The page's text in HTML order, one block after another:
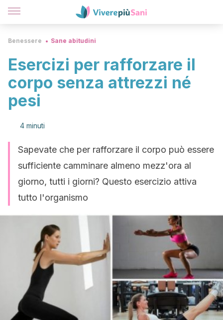
Benessere Sane abitudini
Esercizi per rafforzare il
corpo senza attrezzi né
pesi
4 minuti
Sapevate che per rafforzare il corpo può essere
sufficiente camminare almeno mezz'ora al
giorno, tutti i giorni? Questo esercizio attiva
tutto l'organismo